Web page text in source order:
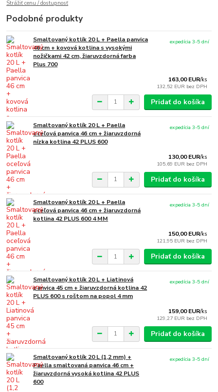
Strážiť cenu / dostupnosť
Podobné produkty
Smaltovaný kotlík 20 L + Paella panvica
46 cm + kovová kotlina s vysokými
nožičkami 42 cm, žiaruvzdorná farba
Plus 700
163,00 EUR/ks
132,52 EUR bez DPH
expedícia 3-5 dní
Pridať do košíka
Smaltovaný kotlík 20 L + Paella
oceľová panvica 46 cm + žiaruvzdorná
nízka kotlina 42 PLUS 600
130,00 EUR/ks
105,69 EUR bez DPH
expedícia 3-5 dní
Pridať do košíka
Smaltovaný kotlík 20 L + Paella
oceľová panvica 46 cm + žiaruvzdorná
kotlina 42 PLUS 600 4 MM
150,00 EUR/ks
121,95 EUR bez DPH
expedícia 3-5 dní
Pridať do košíka
Smaltovaný kotlík 20 L + Liatinová
panvica 45 cm + žiaruvzdorná kotlina 42
PLUS 600 s roštom na popol 4 mm
159,00 EUR/ks
129,27 EUR bez DPH
expedícia 3-5 dní
Pridať do košíka
Smaltovaný kotlík 20 L (1,2 mm) +
Paella smaltovaná panvica 46 cm +
žiaruvzdorná vysoká kotlina 42 PLUS
600
expedícia 3-5 dní